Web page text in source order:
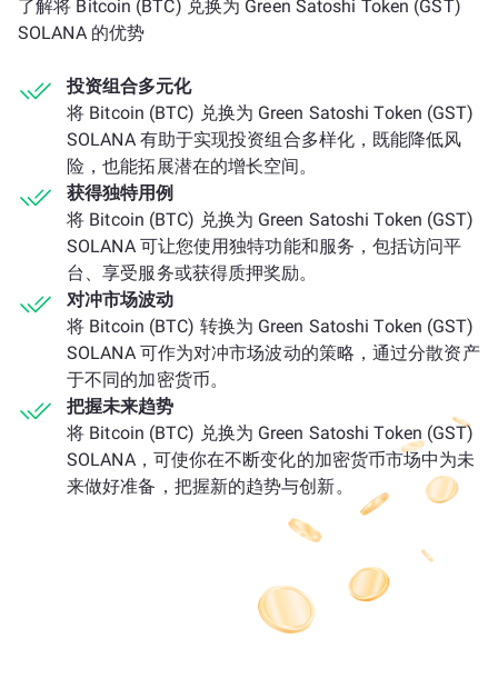
了解将 Bitcoin (BTC) 兑换为 Green Satoshi Token (GST)
SOLANA 的优势
投资组合多元化
将 Bitcoin (BTC) 兑换为 Green Satoshi Token (GST)
SOLANA 有助于实现投资组合多样化，既能降低风
险，也能拓展潜在的增长空间。
获得独特用例
将 Bitcoin (BTC) 兑换为 Green Satoshi Token (GST)
SOLANA 可让您使用独特功能和服务，包括访问平
台、享受服务或获得质押奖励。
对冲市场波动
将 Bitcoin (BTC) 转换为 Green Satoshi Token (GST)
SOLANA 可作为对冲市场波动的策略，通过分散资产
于不同的加密货币。
把握未来趋势
将 Bitcoin (BTC) 兑换为 Green Satoshi Token (GST)
SOLANA，可使你在不断变化的加密货币市场中为未
来做好准备，把握新的趋势与创新。